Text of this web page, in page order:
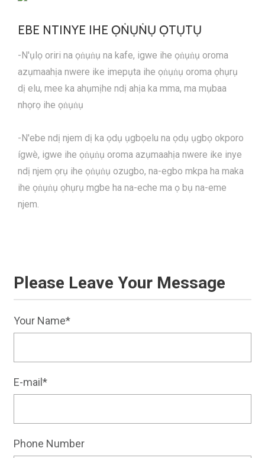
EBE NTINYE IHE ỌṄỤṄỤ ỌTỤTỤ
-N'ụlọ oriri na ọṅụṅụ na kafe, igwe ihe ọṅụṅụ oroma
azụmaahịa nwere ike imepụta ihe ọṅụṅụ oroma ọhụrụ
dị elu, mee ka ahụmịhe ndị ahịa ka mma, ma mụbaa
nhọrọ ihe ọṅụṅụ
-N'ebe ndị njem dị ka ọdụ ụgbọelu na ọdụ ụgbọ okporo
ígwè, igwe ihe ọṅụṅụ oroma azụmaahịa nwere ike inye
ndị njem ọrụ ihe ọṅụṅụ ozugbo, na-egbo mkpa ha maka
ihe ọṅụṅụ ọhụrụ mgbe ha na-eche ma ọ bụ na-eme
njem.
Please Leave Your Message
Your Name*
E-mail*
Phone Number